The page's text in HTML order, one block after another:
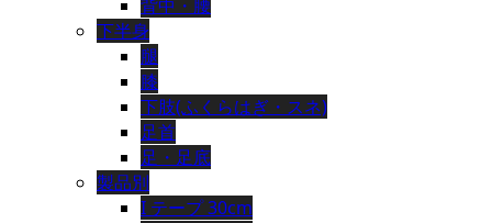
背中・腰
下半身
腿
膝
下肢(ふくらはぎ・スネ)
足首
足・足底
製品別
I テープ 30cm